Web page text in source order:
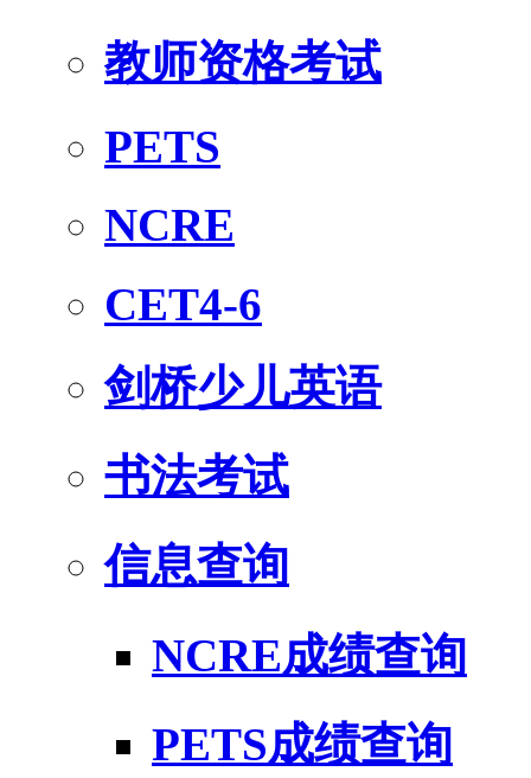
教师资格考试
PETS
NCRE
CET4-6
剑桥少儿英语
书法考试
信息查询
NCRE成绩查询
PETS成绩查询